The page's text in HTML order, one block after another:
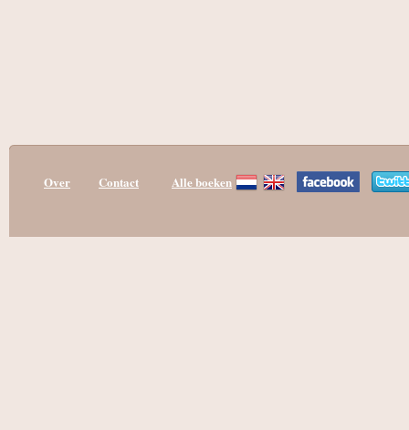
Over Contact Alle boeken